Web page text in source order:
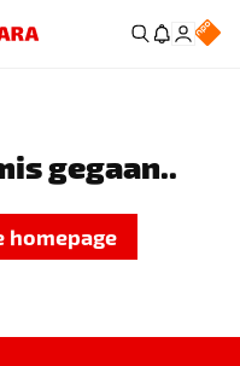
gegaan..
homepage